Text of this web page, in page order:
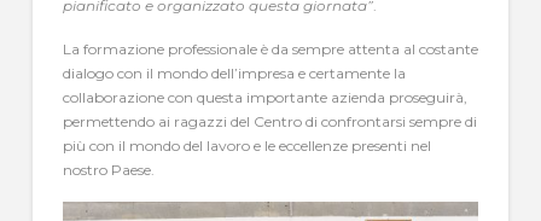
pianificato e organizzato questa giornata”.
La formazione professionale è da sempre attenta al costante
dialogo con il mondo dell’impresa e certamente la
collaborazione con questa importante azienda proseguirà,
permettendo ai ragazzi del Centro di confrontarsi sempre di
più con il mondo del lavoro e le eccellenze presenti nel
nostro Paese.